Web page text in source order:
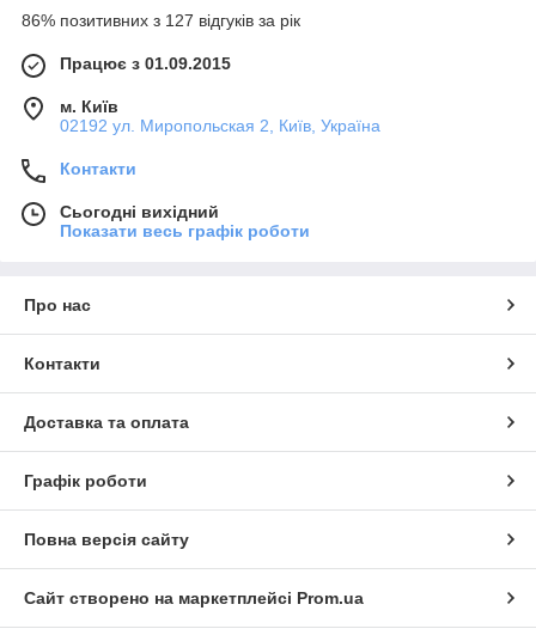
86% позитивних з 127 відгуків за рік
Працює з 01.09.2015
м. Київ
02192 ул. Миропольская 2, Київ, Україна
Контакти
Сьогодні вихідний
Показати весь графік роботи
Про нас
Контакти
Доставка та оплата
Графік роботи
Повна версія сайту
Сайт створено на маркетплейсі Prom.ua